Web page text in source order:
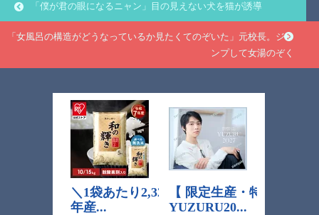
「僕が君の眼になるニャン」目の見えない犬を猫が誘導
「女風呂の構造がどうなっているか見たくてのぞいた」元校長。ジャ
ンプして女湯のぞく